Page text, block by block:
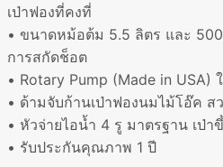
เป่าฟองที่คงที่
• ขนาดหม้อต้ม 5.5 ลิตร และ
การสกัดช็อต
• Rotary Pump (Made in USA)
• ด้ามจับก้านเป่าฟองนมไม้โอ๊ค ส
• หัวจ่ายไอน้ำ 4 รู มาตรฐาน เป่า
• รับประกันคุณภาพ 1 ปี